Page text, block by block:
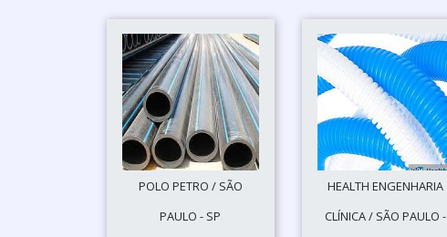
POLO PETRO / SÃO
PAULO - SP
HEALTH ENGENHARIA
CLÍNICA / SÃO PAULO -